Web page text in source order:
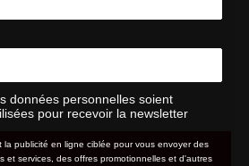
données personnelles soient
pour recevoir la newsletter
la publicité en ligne ciblée pour vous envoyer des
et services, des offres promotionnelles et d'autres